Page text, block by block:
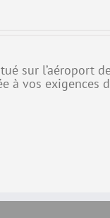
sur l’aéroport
à vos exigences